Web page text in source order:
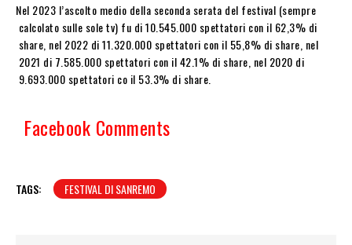
Nel 2023 l’ascolto medio della seconda serata del festival (sempre
calcolato sulle sole tv) fu di 10.545.000 spettatori con il 62,3% di
share, nel 2022 di 11.320.000 spettatori con il 55,8% di share, nel
2021 di 7.585.000 spettatori con il 42.1% di share, nel 2020 di
9.693.000 spettatori co il 53.3% di share.
Facebook Comments
TAGS: FESTIVAL DI SANREMO